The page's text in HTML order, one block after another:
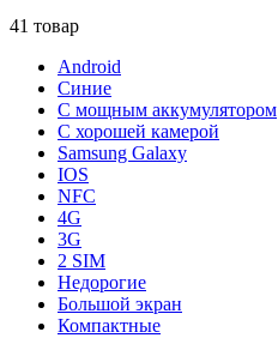
41 товар
Android
Синие
С мощным аккумулятором
С хорошей камерой
Samsung Galaxy
IOS
NFC
4G
3G
2 SIM
Недорогие
Большой экран
Компактные